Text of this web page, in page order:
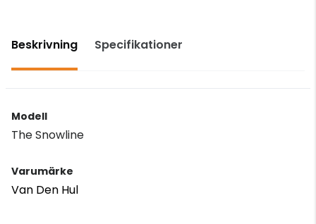
Beskrivning Specifikationer
Modell
The Snowline
Varumärke
Van Den Hul